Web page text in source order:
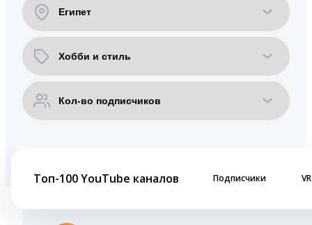
Топ-100 YouTube каналов Подписчики VR